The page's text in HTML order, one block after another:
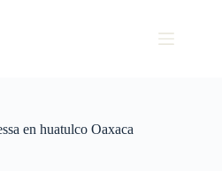
en huatulco Oaxaca